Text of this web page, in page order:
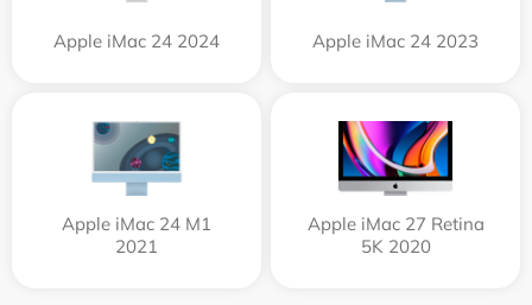
Apple iMac 24 2024 Apple iMac 24 2023
Apple iMac 24 M1
2021
Apple iMac 27 Retina
5K 2020